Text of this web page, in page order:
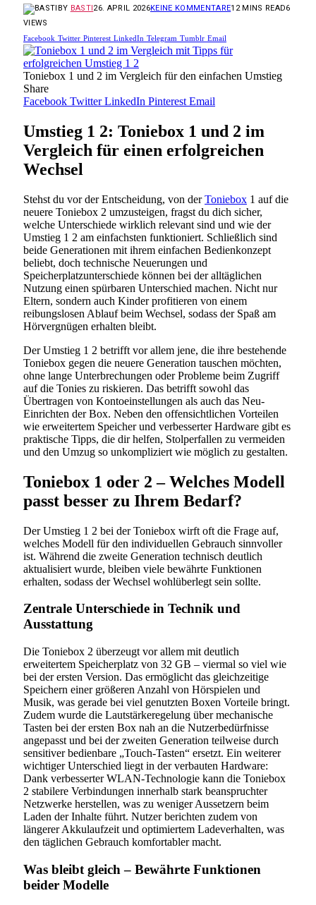
BY BASTI26. APRIL 2026KEINE KOMMENTARE12 MINS READ6
VIEWS
Facebook Twitter Pinterest LinkedIn Telegram Tumblr Email
Toniebox 1 und 2 im Vergleich für den einfachen Umstieg
Share
Facebook Twitter LinkedIn Pinterest Email
Umstieg 1 2: Toniebox 1 und 2 im
Vergleich für einen erfolgreichen
Wechsel
Stehst du vor der Entscheidung, von derToniebox 1 auf die
neuere Toniebox 2 umzusteigen, fragst du dich sicher,
welche Unterschiede wirklich relevant sind und wie der
Umstieg 1 2 am einfachsten funktioniert. Schließlich sind
beide Generationen mit ihrem einfachen Bedienkonzept
beliebt, doch technische Neuerungen und
Speicherplatzunterschiede können bei der alltäglichen
Nutzung einen spürbaren Unterschied machen. Nicht nur
Eltern, sondern auch Kinder profitieren von einem
reibungslosen Ablauf beim Wechsel, sodass der Spaß am
Hörvergnügen erhalten bleibt.
Der Umstieg 1 2 betrifft vor allem jene, die ihre bestehende
Toniebox gegen die neuere Generation tauschen möchten,
ohne lange Unterbrechungen oder Probleme beim Zugriff
auf die Tonies zu riskieren. Das betrifft sowohl das
Übertragen von Kontoeinstellungen als auch das Neu-
Einrichten der Box. Neben den offensichtlichen Vorteilen
wie erweitertem Speicher und verbesserter Hardware gibt es
praktische Tipps, die dir helfen, Stolperfallen zu vermeiden
und den Umzug so unkompliziert wie möglich zu gestalten.
Toniebox 1 oder 2 – Welches Modell
passt besser zu Ihrem Bedarf?
Der Umstieg 1 2 bei der Toniebox wirft oft die Frage auf,
welches Modell für den individuellen Gebrauch sinnvoller
ist. Während die zweite Generation technisch deutlich
aktualisiert wurde, bleiben viele bewährte Funktionen
erhalten, sodass der Wechsel wohlüberlegt sein sollte.
Zentrale Unterschiede in Technik und
Ausstattung
Die Toniebox 2 überzeugt vor allem mit deutlich
erweitertem Speicherplatz von 32 GB – viermal so viel wie
bei der ersten Version. Das ermöglicht das gleichzeitige
Speichern einer größeren Anzahl von Hörspielen und
Musik, was gerade bei viel genutzten Boxen Vorteile bringt.
Zudem wurde die Lautstärkeregelung über mechanische
Tasten bei der ersten Box nah an die Nutzerbedürfnisse
angepasst und bei der zweiten Generation teilweise durch
sensitiver bedienbare „Touch-Tasten“ ersetzt. Ein weiterer
wichtiger Unterschied liegt in der verbauten Hardware:
Dank verbesserter WLAN-Technologie kann die Toniebox
2 stabilere Verbindungen innerhalb stark beanspruchter
Netzwerke herstellen, was zu weniger Aussetzern beim
Laden der Inhalte führt. Nutzer berichten zudem von
längerer Akkulaufzeit und optimiertem Ladeverhalten, was
den täglichen Gebrauch komfortabler macht.
Was bleibt gleich – Bewährte Funktionen
beider Modelle